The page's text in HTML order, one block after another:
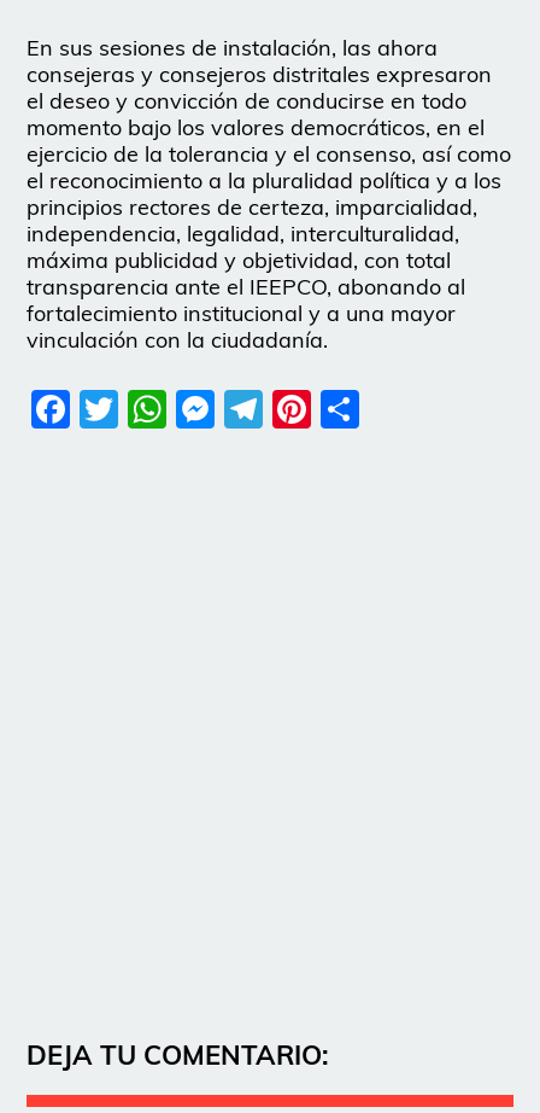
En sus sesiones de instalación, las ahora
consejeras y consejeros distritales expresaron
el deseo y convicción de conducirse en todo
momento bajo los valores democráticos, en el
ejercicio de la tolerancia y el consenso, así como
el reconocimiento a la pluralidad política y a los
principios rectores de certeza, imparcialidad,
independencia, legalidad, interculturalidad,
máxima publicidad y objetividad, con total
transparencia ante el IEEPCO, abonando al
fortalecimiento institucional y a una mayor
vinculación con la ciudadanía.
Facebook
Twitter
WhatsApp
Messenger
Telegram
Pinterest
DEJA TU COMENTARIO: